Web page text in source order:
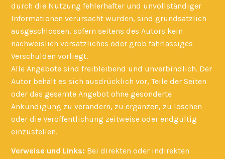
durch die Nutzung fehlerhafter und unvollständiger
Informationen verursacht wurden, sind grundsätzlich
ausgeschlossen, sofern seitens des Autors kein
nachweislich vorsätzliches oder grob fahrlässiges
Verschulden vorliegt.
Alle Angebote sind freibleibend und unverbindlich. Der
Autor behält es sich ausdrücklich vor, Teile der Seiten
oder das gesamte Angebot ohne gesonderte
Ankündigung zu verändern, zu ergänzen, zu löschen
oder die Veröffentlichung zeitweise oder endgültig
einzustellen.
Verweise und Links: Bei direkten oder indirekten